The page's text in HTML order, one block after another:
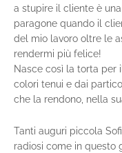
a stupire il cliente è
paragone quando il
del mio lavoro oltre le
rendermi più felice!
Nasce così la torta per
colori tenui e dai
che la rendono, nella
Tanti auguri piccola
radiosi come in questo